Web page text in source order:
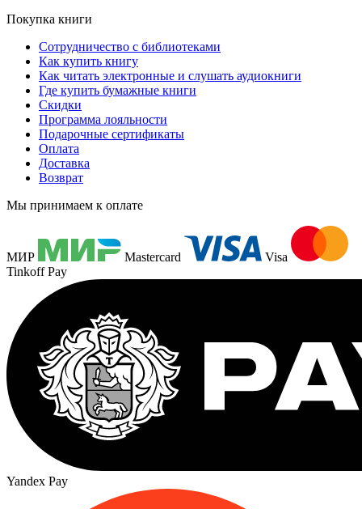
Покупка книги
Сотрудничество с библиотеками
Как купить книгу
Как читать электронные и слушать аудиокниги
Где купить бумажные книги
Скидки
Программа лояльности
Подарочные сертификаты
Оплата
Доставка
Возврат
Мы принимаем к оплате
МИР Mastercard
Visa
Tinkoff Pay
Yandex Pay